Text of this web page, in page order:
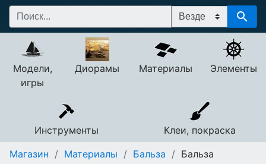
Модели,
игры
Диорамы Материалы Элементы
Инструменты
Клеи, покраска
Магазин / Материалы / Бальза / Бальза